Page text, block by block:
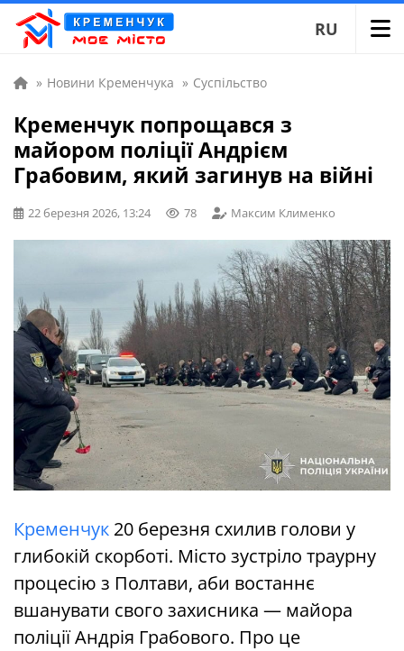
RU
» Новини Кременчука » Суспільство
Кременчук попрощався з
майором поліції Андрієм
Грабовим, який загинув на війні
22 березня 2026, 13:24 78 Максим Клименко
Кременчук 20 березня схилив голови у
глибокій скорботі. Місто зустріло траурну
процесію з Полтави, аби востаннє
вшанувати свого захисника — майора
поліції Андрія Грабового. Про це